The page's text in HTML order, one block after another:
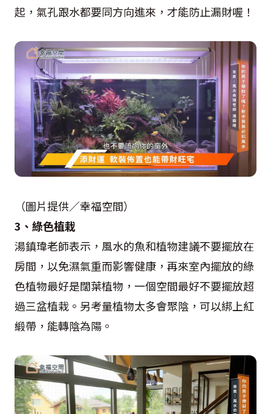
起，氣孔跟水都要同方向進來，才能防止漏財喔！
（圖片提供／幸福空間）
3、綠色植栽
湯鎮瑋老師表示，風水的魚和植物建議不要擺放在
房間，以免濕氣重而影響健康，再來室內擺放的綠
色植物最好是闊葉植物，一個空間最好不要擺放超
過三盆植栽。另考量植物太多會聚陰，可以綁上紅
緞帶，能轉陰為陽。